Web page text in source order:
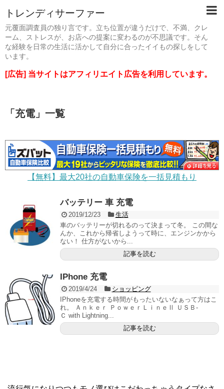
トレンディサーファー
元覆面調査員の独り言です。立ち位置が違うだけで、不満、クレ
ーム、ストレスが、お店への提案に変わるのが不思議です。そん
な経験を日常の生活に活かして自分に合ったイイもの探しをして
います。
[広告] 当サイトはアフィリエイト広告を利用しています。
「 充電」 一覧
【無料】最大20社の自動車保険を一括見積もり
バッテリー 車 充電
2019/12/23
生活
車のバッテリーが切れるのって決まって冬。 この間な
んか、これから帰省しようって時に、エンジンかから
ない！ 仕方がないから...
記事を読む
IPhone 充電
2019/4/24
ショッピング
IPhoneを充電する時間がもったいないなぁって方はこ
れ。 Ａｎｋｅｒ ＰｏｗｅｒＬｉｎｅⅡ ＵＳＢ-
Ｃ with Lightning...
記事を読む